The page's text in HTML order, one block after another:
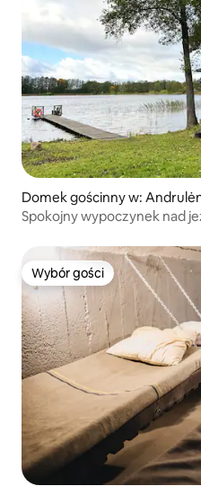
Domek gościnny w:
Spokojny wypoczynek nad
Wybór gości
Wybór gości